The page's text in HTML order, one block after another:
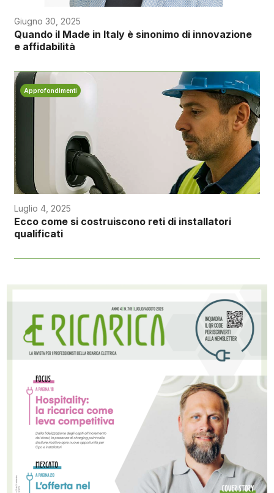
Giugno 30, 2025
Quando il Made in Italy è sinonimo di innovazione
e affidabilità
Approfondimenti
Luglio 4, 2025
Ecco come si costruiscono reti di installatori
qualificati